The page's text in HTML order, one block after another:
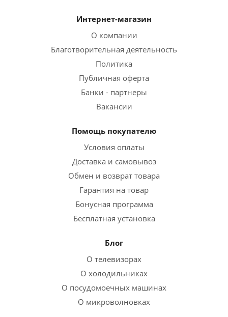
Интернет-магазин
О компании
Благотворительная деятельность
Политика
Публичная оферта
Банки - партнеры
Вакансии
Помощь покупателю
Условия оплаты
Доставка и самовывоз
Обмен и возврат товара
Гарантия на товар
Бонусная программа
Бесплатная установка
Блог
О телевизорах
О холодильниках
О посудомоечных машинах
О микроволновках